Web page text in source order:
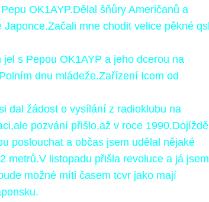
OK1AYP.Dělal šňůry Američanů a
Japonce.Začali mne chodit velice pěkné qsl
jel s Pepou OK1AYP a jeho dcerou na
dnu mládeže.Zařízení Icom od
dal žádost o vysílání z radioklubu na
pozvání přišlo,až v roce 1990.Dojížděl
poslouchat a občas jsem udělal nějaké
metrů.V listopadu přišla revoluce a já jsem
možné míti časem tcvr jako mají